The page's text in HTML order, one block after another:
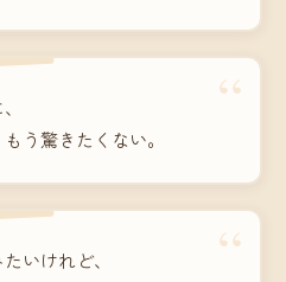
“
う驚きたくない。
“
いけれど、